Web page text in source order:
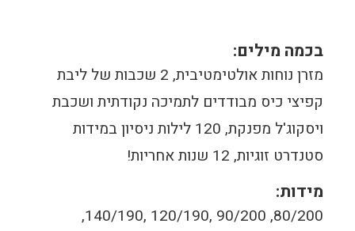
בכמה מילים:
מזרן נוחות אולטימטיבית, 2 שכבות של ליבת
קפיצי כיס מבודדים לתמיכה נקודתית ושכבת
ויסקוג'ל מפנקת, 120 לילות ניסיון במידות
סטנדרט זוגיות, 12 שנות אחריות!
מידות:
80/200, 90/200 ,120/190 ,140/190,